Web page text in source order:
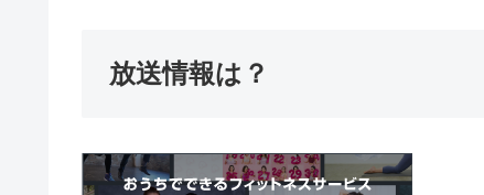
放送情報は？